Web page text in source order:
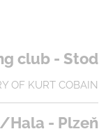
club - Stod
OF KURT COBAIN
Hala - Plzeň